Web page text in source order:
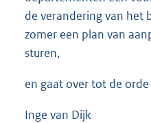
de verandering van het
zomer een plan van
sturen,
en gaat over tot de
Inge van Dijk